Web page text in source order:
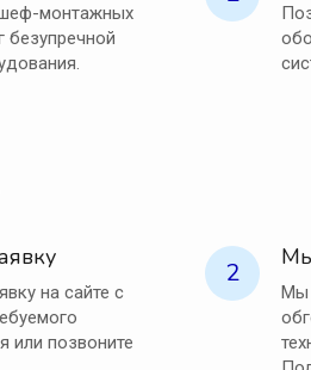
монтажных
безупречной
на сайте с
или позвоните
2
Мы